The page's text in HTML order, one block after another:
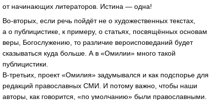
от начинающих литераторов. Истина — одна!
Во-вторых, если речь пойдёт не о художественных текстах,
а о публицистике, к примеру, о статьях, посвящённых основам
веры, Богослужению, то различие вероисповеданий будет
сказываться куда больше. А в «Омилии» много такой
публицистики.
В-третьих, проект «Омилия» задумывался и как подспорье для
редакций православных СМИ. И потому важно, чтобы наши
авторы, как говорится, «по умолчанию» были православными.